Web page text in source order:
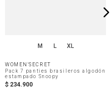
M L XL
WOMEN'SECRET
Pack 7 panties brasileros algodón
estampado Snoopy
$ 234.900